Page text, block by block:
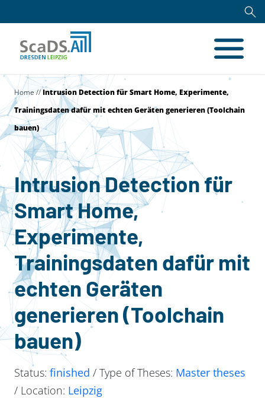
Home//Intrusion Detection für Smart Home, Experimente,
Trainingsdaten dafür mit echten Geräten generieren (Toolchain
bauen)
Intrusion Detection für
Smart Home,
Experimente,
Trainingsdaten dafür mit
echten Geräten
generieren (Toolchain
bauen)
Status: finished / Type of Theses: Master theses
/ Location: Leipzig